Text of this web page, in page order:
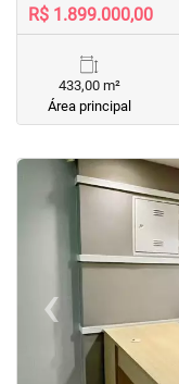
R$ 1.899.000,00
433,00 m²
Área principal
<
‹Previous